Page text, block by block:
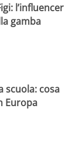
l’influencer
gamba
scuola: cosa
Europa